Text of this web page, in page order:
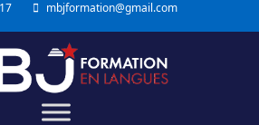
mbjformation@gmail.com